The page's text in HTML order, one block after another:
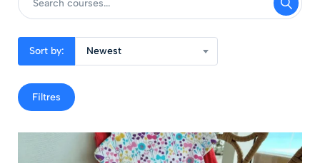
Sort by: Newest
Filtres